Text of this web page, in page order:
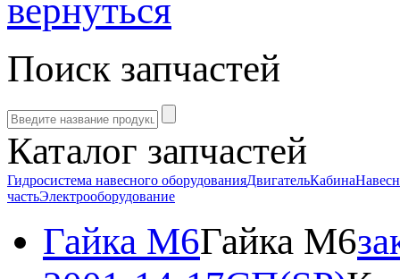
вернуться
Поиск запчастей
Каталог запчастей
Гидросистема навесного оборудованияДвигательКабина
частьЭлектрооборудование
Гайка М6Гайка М6